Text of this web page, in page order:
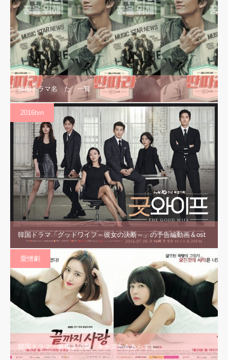
韓国ドラマ名 た 一覧
2016tvn
韓国ドラマ「グッドワイフ～彼女の決断～」の予告編動画＆ost
愛憎劇
韓国ドラマ「最後まで愛」キャスト＆あらすじ